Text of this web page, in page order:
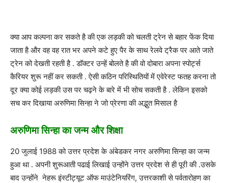
क्या आप कल्पना कर सकते है की एक लड़की को चलती ट्रेन से बहार फेंक दिया
जाता है और वह वह रात भर अपने कटे हुए पैर के साथ रेलवे ट्रैक पर आते जाते
ट्रेन को देखती रहती है . डॉक्टर उन्हें बोलते है की वो दोबारा अपना स्पोर्ट्स
कैरियर शुरू नहीं कर सकती . ऐसी कठिन परिस्थितियों में एवेरेस्ट फतह करना तो
दूर क्या कोई लड़की उस पर चढ़ने के बारे में भी सोच सकती है . लेकिन इसको
सच कर दिखाया अरुणिमा सिन्हा ने जो प्रेरणा की अद्भुत मिसाल है
अरुणिमा सिन्हा का जन्म और शिक्षा
20 जुलाई 1988 को उत्तर प्रदेश के अंबेडकर नगर अरुणिमा सिन्हा का जन्म
हुआ था . अपनी शुरूआती पढाई लिखाई उन्होंने उत्तर प्रदेश से ही पूरी की .उसके
बाद उन्होंने नेहरू इंस्टीट्यूट ऑफ माउंटेनियरिंग, उत्तरकाशी से पर्वतारोहण का